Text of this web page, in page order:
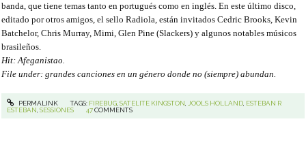
banda, que tiene temas tanto en portugués como en inglés. En este último disco,
editado por otros amigos, el sello Radiola, están invitados Cedric Brooks, Kevin
Batchelor, Chris Murray, Mimi, Glen Pine (Slackers) y algunos notables músicos
brasileños.
Hit: Afeganistao.
File under: grandes canciones en un género donde no (siempre) abundan.
PERMALINK TAGS: FIREBUG, SATELITE KINGSTON JOOLS HOLLAND, ESTEBAN R
ESTEBAN ,SESSIONES 47 COMMENTS